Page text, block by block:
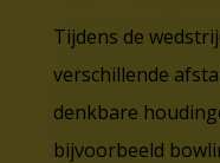
Tijdens de
verschillende
denkbare
bijvoorbeeld